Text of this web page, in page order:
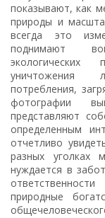
показывают, как
природы и
всегда это
поднимают
экологических
уничтожения
потребления,
фотографии
представляют
определенным
отчетливо
разных уголках
нуждается в
природные